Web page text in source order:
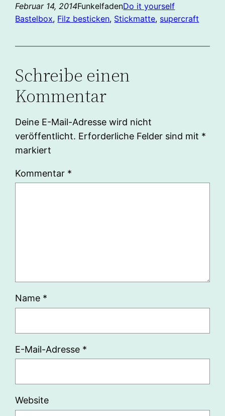
Februar 14, 2014FunkelfadenDo it yourself
Bastelbox, Filz besticken, Stickmatte, supercraft
Schreibe einen
Kommentar
Deine E-Mail-Adresse wird nicht
veröffentlicht. Erforderliche Felder sind mit *
markiert
Kommentar *
Name *
E-Mail-Adresse *
Website